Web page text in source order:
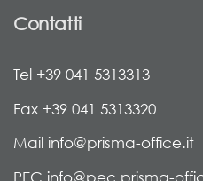
Contatti
Tel +39 041 5313313
Fax +39 041 5313320
Mail info@prisma-office.it
PEC info@pec.prisma-